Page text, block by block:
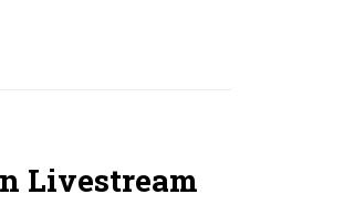
Livestream